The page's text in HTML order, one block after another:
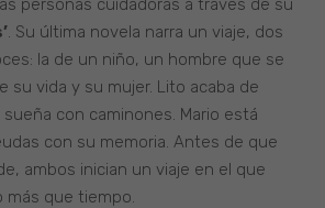
personas cuidadoras a través de su
. Su última novela narra un viaje, dos
la de un niño, un hombre que se
su vida y su mujer. Lito acaba de
con caminones. Mario está
con su memoria. Antes de que
ambos inician un viaje en el que
más que tiempo.